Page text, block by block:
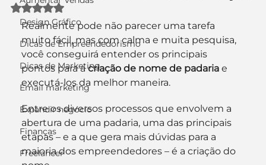
Design Gráfico
Dicas de Empreendedorismo
Dicas de Marketing
Email marketing
Expandir negócio
Finanças
Freelancer
Avaliado com NaN de 5 estrelas.
Realmente pode não parecer uma tarefa
muito fácil, mas com calma e muita pesquisa,
você conseguirá entender os principais
pontos para a criação de nome de padaria e
executá-los da melhor maneira.
Entre os diversos processos que envolvem a
abertura de uma padaria, uma das principais
etapas – e a que gera mais dúvidas para a
maioria dos empreendedores – é a criação do